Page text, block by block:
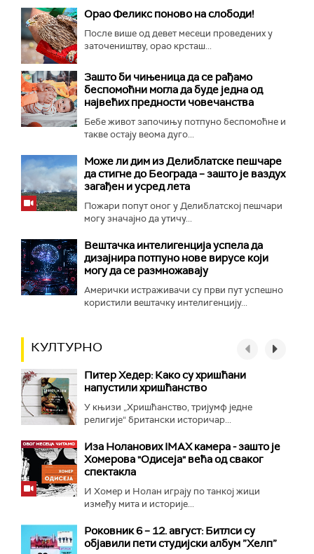
Орао Феликс поново на слободи!
После више од девет месеци проведених у
заточеништву, орао крсташ...
Зашто би чињеница да се рађамо
беспомоћни могла да буде једна од
највећих предности човечанства
Бебе живот започињу потпуно беспомоћне и
такве остају веома дуго...
Може ли дим из Делиблатске пешчаре
да стигне до Београда – зашто је ваздух
загађен и усред лета
Пожари попут оног у Делиблатској пешчари
могу значајно да утичу...
Вештачка интелигенција успела да
дизајнира потпуно нове вирусе који
могу да се размножавају
Амерички истраживачи су први пут успешно
користили вештачку интелигенцију...
КУЛТУРНО
Питер Хедер: Како су хришћани
напустили хришћанство
У књизи „Хришћанство, тријумф једне
религије“ британски историчар...
Иза Ноланових IMAX камера - зашто је
Хомерова "Одисеја" већа од сваког
спектакла
И Хомер и Нолан играју по танкој жици
између мита и историје...
Роковник 6 – 12. август: Битлси су
објавили пети студијски албум ”Хелп”